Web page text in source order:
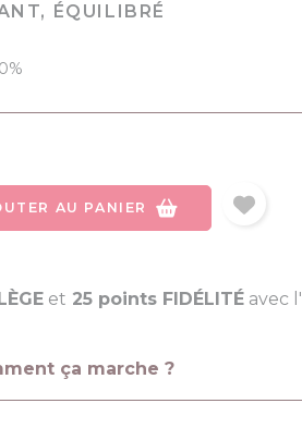
ÉQUILIBRÉ
AU PANIER
et 25 points FIDÉLITÉ avec
ça marche ?